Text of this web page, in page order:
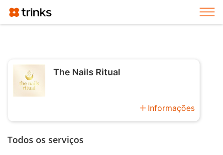
The Nails Ritual
add Informações
Todos os serviços